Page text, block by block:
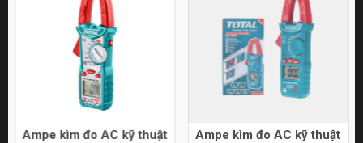
Ampe kìm đo AC kỹ thuật
Ampe kìm đo AC kỹ thuật